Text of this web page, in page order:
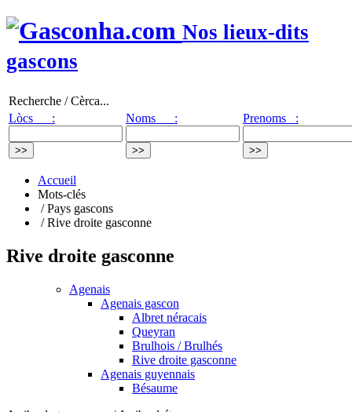
Nos lieux-dits
gascons
Recherche / Cèrca...
Lòcs :
Noms : Prenoms :
Accueil
Mots-clés
/ Pays gascons
/ Rive droite gasconne
Rive droite gasconne
Agenais
Agenais gascon
Albret néracais
Queyran
Brulhois / Brulhés
Rive droite gasconne
Agenais guyennais
Bésaume